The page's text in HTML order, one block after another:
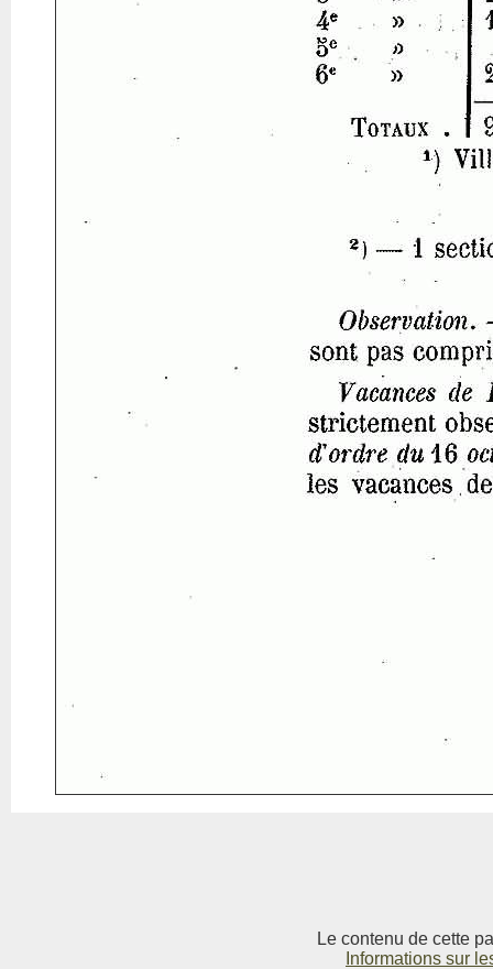
Le contenu de cette
Informations sur